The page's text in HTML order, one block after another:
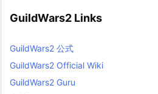
GuildWars2 Links
GuildWars2 公式
GuildWars2 Official Wiki
GuildWars2 Guru